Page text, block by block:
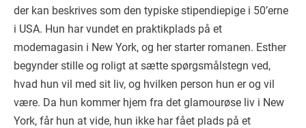
der kan beskrives som den typiske stipendiepige i 50’erne
i USA. Hun har vundet en praktikplads på et
modemagasin i New York, og her starter romanen. Esther
begynder stille og roligt at sætte spørgsmålstegn ved,
hvad hun vil med sit liv, og hvilken person hun er og vil
være. Da hun kommer hjem fra det glamourøse liv i New
York, får hun at vide, hun ikke har fået plads på et